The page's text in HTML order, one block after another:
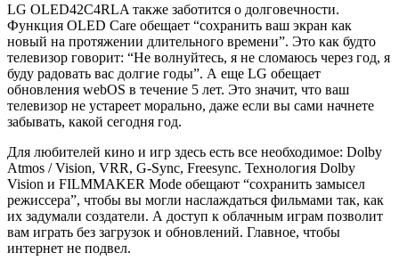
LG OLED42C4RLA также заботится о долговечности.
Функция OLED Care обещает “сохранить ваш экран как
новый на протяжении длительного времени”. Это как будто
телевизор говорит: “Не волнуйтесь, я не сломаюсь через год, я
буду радовать вас долгие годы”. А еще LG обещает
обновления webOS в течение 5 лет. Это значит, что ваш
телевизор не устареет морально, даже если вы сами начнете
забывать, какой сегодня год.
Для любителей кино и игр здесь есть все необходимое: Dolby
Atmos / Vision, VRR, G-Sync, Freesync. Технология Dolby
Vision и FILMMAKER Mode обещают “сохранить замысел
режиссера”, чтобы вы могли наслаждаться фильмами так, как
их задумали создатели. А доступ к облачным играм позволит
вам играть без загрузок и обновлений. Главное, чтобы
интернет не подвел.